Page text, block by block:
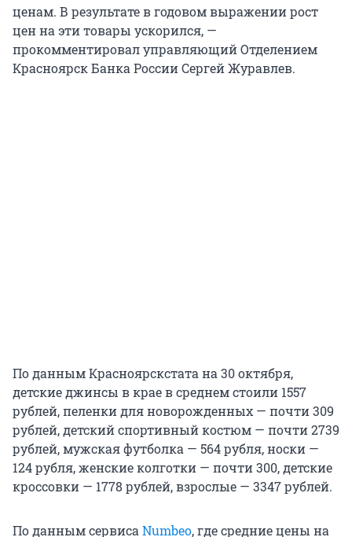
ценам. В результате в годовом выражении рост
цен на эти товары ускорился, —
прокомментировал управляющий Отделением
Красноярск Банка России Сергей Журавлев.
По данным Красноярскстата на 30 октября,
детские джинсы в крае в среднем стоили 1557
рублей, пеленки для новорожденных — почти 309
рублей, детский спортивный костюм — почти 2739
рублей, мужская футболка — 564 рубля, носки —
124 рубля, женские колготки — почти 300, детские
кроссовки — 1778 рублей, взрослые — 3347 рублей.
По данным сервиса Numbeo, где средние цены на